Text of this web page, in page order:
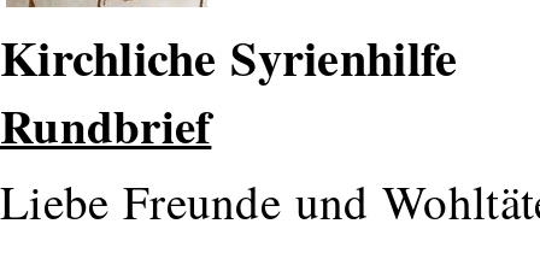
Kirchliche Syrienhilfe
Rundbrief
Liebe Freunde und